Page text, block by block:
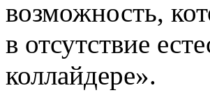
возможность,
в отсутствие
коллайдере».